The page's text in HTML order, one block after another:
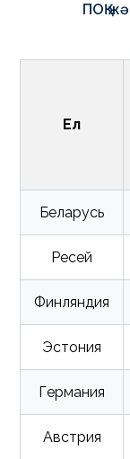
ПОҚ
Ел
Беларусь
Ресей
Финляндия
Эстония
Германия
Австрия